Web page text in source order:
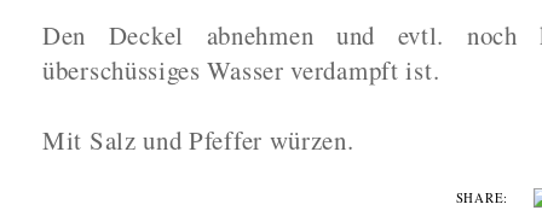
Den Deckel abnehmen und evtl. noch
überschüssiges Wasser verdampft ist.
Mit Salz und Pfeffer würzen.
SHARE: